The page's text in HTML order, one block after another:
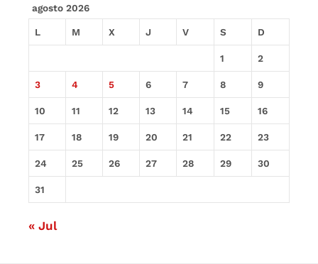
agosto 2026
L M X J V S D
1 2
3 4 5 6 7 8 9
10 11 12 13 14 15 16
17 18 19 20 21 22 23
24 25 26 27 28 29 30
31
« Jul